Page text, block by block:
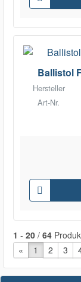
Ballistol
Hersteller
Art-Nr.
1 - 20 / 64
« vorherige Seite
1 2 3